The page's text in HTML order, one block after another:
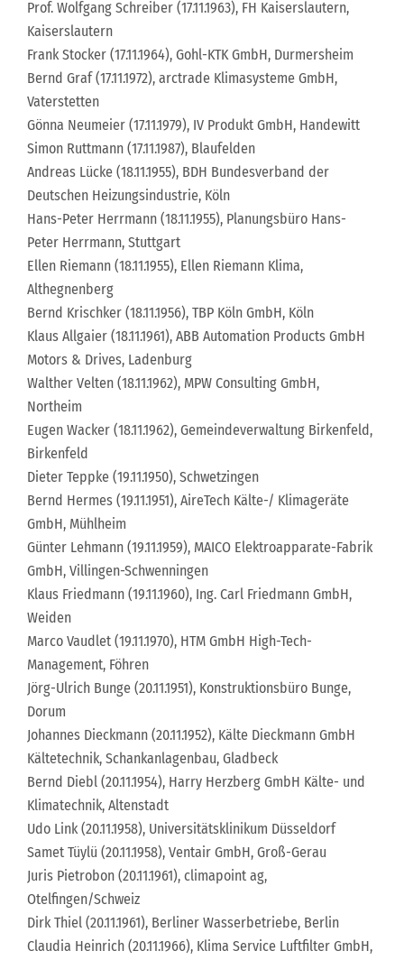
Prof. Wolfgang Schreiber (17.11.1963), FH Kaiserslautern,
Kaiserslautern
Frank Stocker (17.11.1964), Gohl-KTK GmbH, Durmersheim
Bernd Graf (17.11.1972), arctrade Klimasysteme GmbH,
Vaterstetten
Gönna Neumeier (17.11.1979), IV Produkt GmbH, Handewitt
Simon Ruttmann (17.11.1987), Blaufelden
Andreas Lücke (18.11.1955), BDH Bundesverband der
Deutschen Heizungsindustrie, Köln
Hans-Peter Herrmann (18.11.1955), Planungsbüro Hans-
Peter Herrmann, Stuttgart
Ellen Riemann (18.11.1955), Ellen Riemann Klima,
Althegnenberg
Bernd Krischker (18.11.1956), TBP Köln GmbH, Köln
Klaus Allgaier (18.11.1961), ABB Automation Products GmbH
Motors & Drives, Ladenburg
Walther Velten (18.11.1962), MPW Consulting GmbH,
Northeim
Eugen Wacker (18.11.1962), Gemeindeverwaltung Birkenfeld,
Birkenfeld
Dieter Teppke (19.11.1950), Schwetzingen
Bernd Hermes (19.11.1951), AireTech Kälte-/ Klimageräte
GmbH, Mühlheim
Günter Lehmann (19.11.1959), MAICO Elektroapparate-Fabrik
GmbH, Villingen-Schwenningen
Klaus Friedmann (19.11.1960), Ing. Carl Friedmann GmbH,
Weiden
Marco Vaudlet (19.11.1970), HTM GmbH High-Tech-
Management, Föhren
Jörg-Ulrich Bunge (20.11.1951), Konstruktionsbüro Bunge,
Dorum
Johannes Dieckmann (20.11.1952), Kälte Dieckmann GmbH
Kältetechnik, Schankanlagenbau, Gladbeck
Bernd Diebl (20.11.1954), Harry Herzberg GmbH Kälte- und
Klimatechnik, Altenstadt
Udo Link (20.11.1958), Universitätsklinikum Düsseldorf
Samet Tüylü (20.11.1958), Ventair GmbH, Groß-Gerau
Juris Pietrobon (20.11.1961), climapoint ag,
Otelfingen/Schweiz
Dirk Thiel (20.11.1961), Berliner Wasserbetriebe, Berlin
Claudia Heinrich (20.11.1966), Klima Service Luftfilter GmbH,